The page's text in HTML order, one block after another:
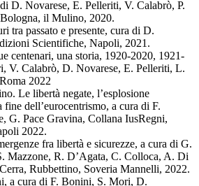
D. Novarese, E. Pelleriti, V. Calabrò, P.
il Mulino, 2020.
tra passato e presente, cura di D.
Scientifiche, Napoli, 2021.
centenari, una storia, 1920-2020, 1921-
V. Calabrò, D. Novarese, E. Pelleriti, L.
2022
Le libertà negate, l’esplosione
fine dell’eurocentrismo, a cura di F.
G. Pace Gravina, Collana IusRegni,
2022.
fra libertà e sicurezze, a cura di G.
Mazzone, R. D’Agata, C. Colloca, A. Di
Rubbettino, Soveria Mannelli, 2022.
a cura di F. Bonini, S. Mori, D.